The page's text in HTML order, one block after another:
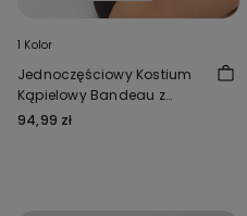
1 Kolor
Jednoczęściowy Kostium
Kąpielowy Bandeau z
Marszczeniem z Mikrofibry z
94,99 zł